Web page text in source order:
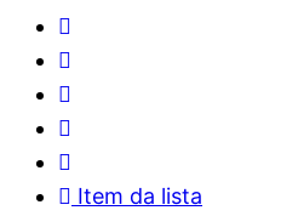
Item da lista